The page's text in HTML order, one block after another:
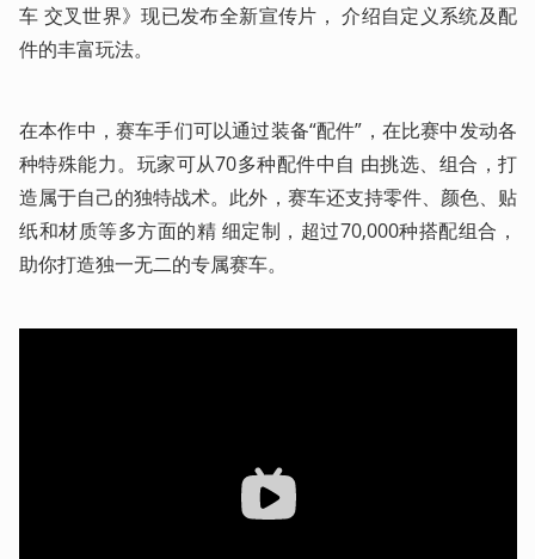
车 交叉世界》现已发布全新宣传片， 介绍自定义系统及配
件的丰富玩法。
在本作中，赛车手们可以通过装备“配件”，在比赛中发动各
种特殊能力。玩家可从70多种配件中自 由挑选、组合，打
造属于自己的独特战术。此外，赛车还支持零件、颜色、贴
纸和材质等多方面的精 细定制，超过70,000种搭配组合，
助你打造独一无二的专属赛车。